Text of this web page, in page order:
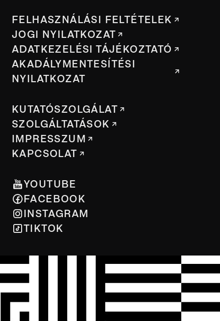
FELHASZNÁLÁSI FELTÉTELEK
JOGI NYILATKOZAT
ADATKEZELÉSI TÁJÉKOZTATÓ
AKADÁLYMENTESÍTÉSI
NYILATKOZAT
KUTATÓSZOLGÁLAT
SZOLGÁLTATÁSOK
IMPRESSZUM
KAPCSOLAT
YOUTUBE
FACEBOOK
INSTAGRAM
TIKTOK